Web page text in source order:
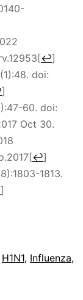
[↩]
doi:
]
60. doi:
Oct 30.
[↩]
1813.
]
H1N1, Influenza,